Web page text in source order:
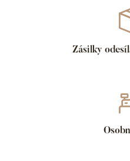
Zásilky